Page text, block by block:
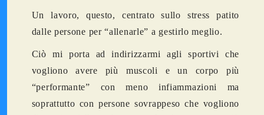
Un lavoro, questo, centrato sullo stress patito
dalle persone per “allenarle” a gestirlo meglio.
Ciò mi porta ad indirizzarmi agli sportivi che
vogliono avere più muscoli e un corpo più
“performante” con meno infiammazioni ma
soprattutto con persone sovrappeso che vogliono